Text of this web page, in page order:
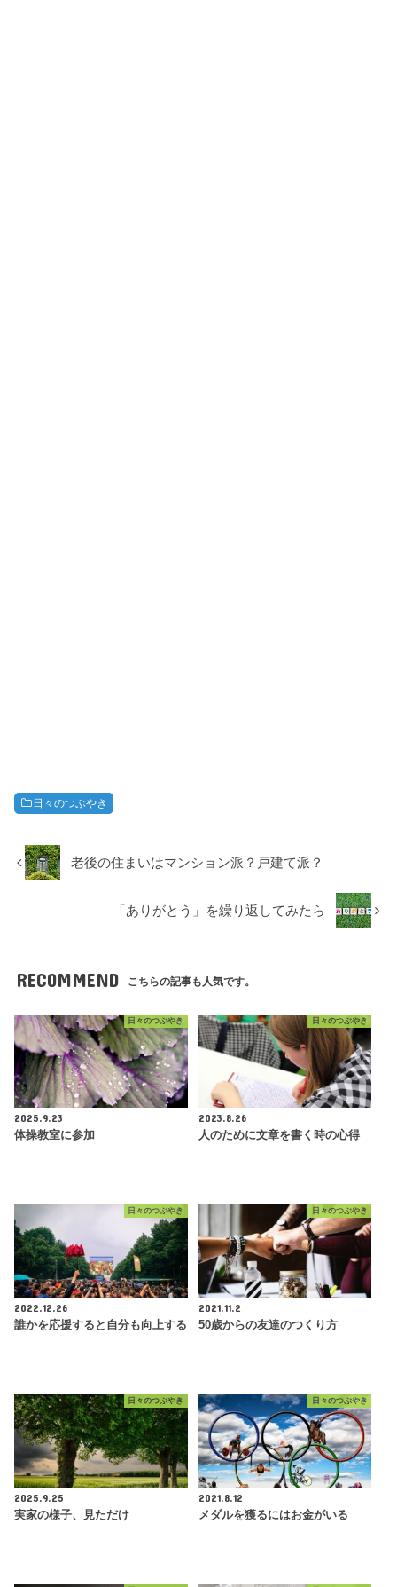
日々のつぶやき
老後の住まいはマンション派？戸建て派？
「ありがとう」を繰り返してみたら
RECOMMEND こちらの記事も人気です。
日々のつぶやき
2025.9.23
体操教室に参加
日々のつぶやき
2023.8.26
人のために文章を書く時の心得
日々のつぶやき
2022.12.26
誰かを応援すると自分も向上する
日々のつぶやき
2021.11.2
50歳からの友達のつくり方
日々のつぶやき
2025.9.25
実家の様子、見ただけ
日々のつぶやき
2021.8.12
メダルを獲るにはお金がいる